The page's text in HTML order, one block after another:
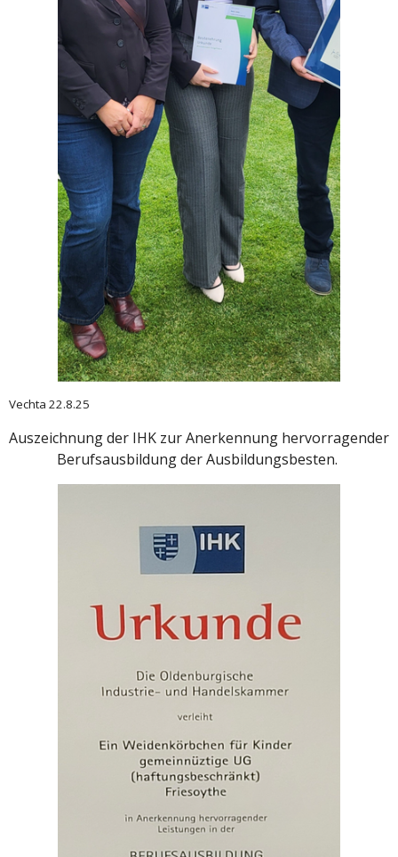
Vechta 22.8.25
Auszeichnung der IHK zur Anerkennung hervorragender
Berufsausbildung der Ausbildungsbesten.